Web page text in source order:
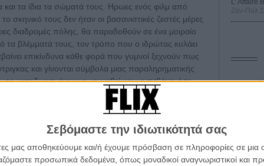
Σεβόμαστε την ιδιωτικότητά σας
μας αποθηκεύουμε και/ή έχουμε πρόσβαση σε πληροφορίες σε
προσωπικά δεδομένα, όπως μοναδικοί αναγνωριστικοί και
και τα ίδια τα σώματά τους. Ηρωες ενός φιλμ από
σκηνικό τους δεν ήταν οι βασανιστικές ζεστές μέρες
διαδρομές πόλης, θα παραδοθούν σε ένα μοιραίο
τα βλέμματά τους, τον τρόπο που ο ιδρώτας κυλάει
επικίνδυνα κάθε φορά που γυμνοί ξεχνούν πως
και γίνονται σύμβολα μιας παραληρηματικής
καταδικασμένου να γεννηθεί και να πεθάνει όσο
για την «Εξαψη» του Λόρενς Κάσνταν.
L’ Affaire
Ζαν-Πολ
Ο